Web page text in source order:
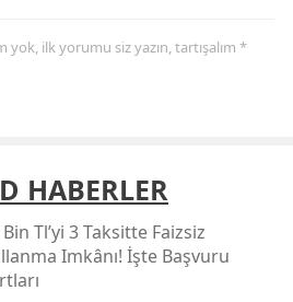
ilk yorumu siz yazın, tartışalım *
HABERLER
Tl’yi 3 Taksitte Faizsiz
Imkânı! İşte Başvuru